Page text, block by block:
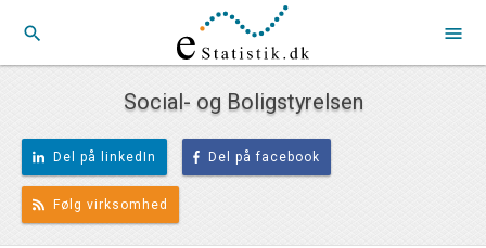
search menu
Social- og Boligstyrelsen
Del på linkedIn Del på facebook
Følg virksomhed